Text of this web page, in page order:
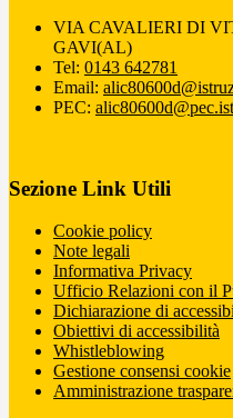
VIA CAVALIERI DI
GAVI(AL)
Tel: 0143 642781
Email:
PEC:
Sezione Link Utili
Cookie policy
Note legali
Informativa Privacy
Ufficio Relazioni con il
Dichiarazione di
Obiettivi di accessibilità
Whistleblowing
Gestione consensi cookie
Amministrazione